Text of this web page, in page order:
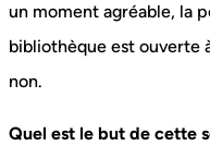
un moment agréable, la
bibliothèque est ouverte
non.
Quel est le but de cette